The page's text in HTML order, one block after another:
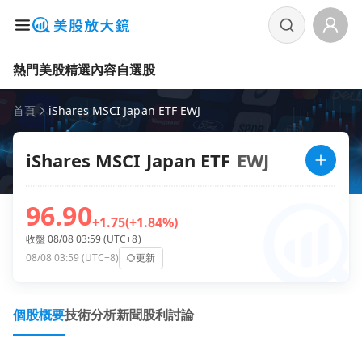
熱門美股精選內容自選股
首頁 iShares MSCI Japan ETF EWJ
iShares MSCI Japan ETF EWJ
96.90+1.75(+1.84%)
收盤 08/08 03:59 (UTC+8)
08/08 03:59 (UTC+8)
更新
個股概要技術分析新聞股利討論